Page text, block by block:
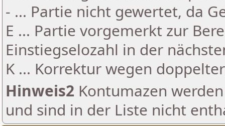
- ... Partie nicht gewertet, da
E ... Partie vorgemerkt zur
Einstiegselozahl in der
K ... Korrektur wegen
Hinweis2 Kontumazen
und sind in der Liste nicht